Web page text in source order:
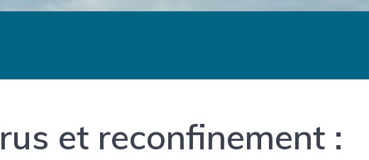
et reconfinement :